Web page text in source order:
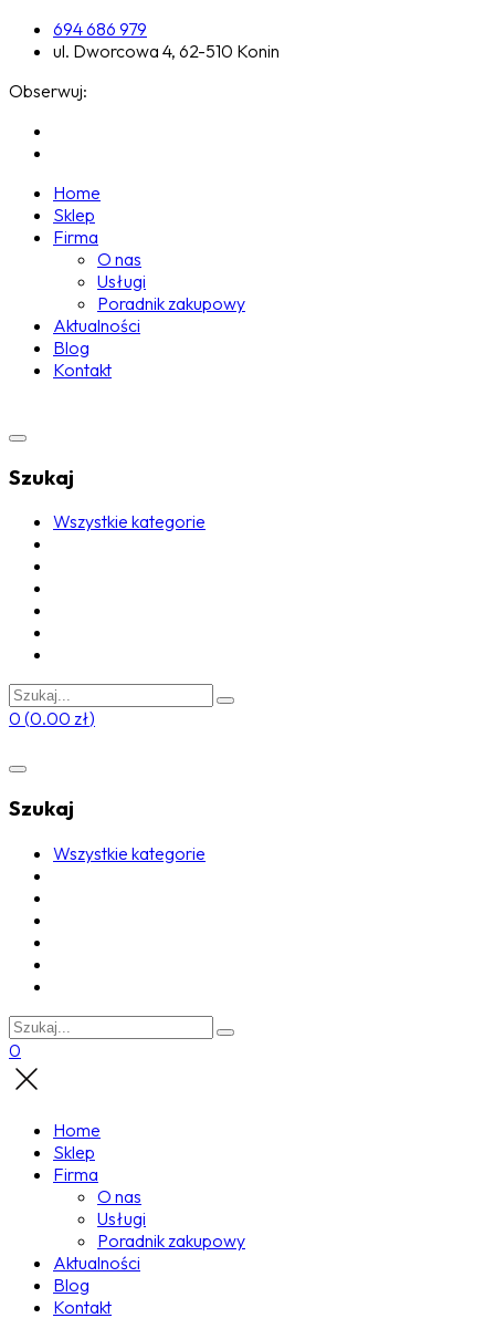
694 686 979
ul. Dworcowa 4, 62-510 Konin
Obserwuj:
Home
Sklep
Firma
O nas
Usługi
Poradnik zakupowy
Aktualności
Blog
Kontakt
Szukaj
Wszystkie kategorie
0 (0.00 zł)
Szukaj
Wszystkie kategorie
0
Home
Sklep
Firma
O nas
Usługi
Poradnik zakupowy
Aktualności
Blog
Kontakt